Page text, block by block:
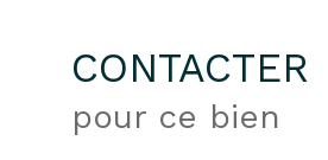
CONTACTER
pour ce bien